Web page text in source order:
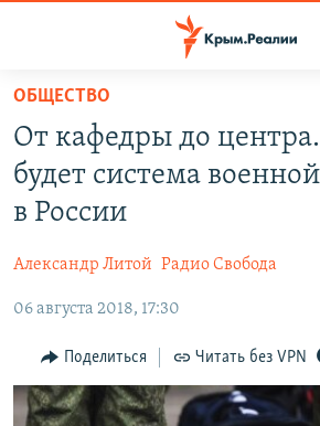
Вернуться
основному
содержанию
Вернутся
главной
навигации
Вернутся
поиску
НОВОСТИ
СПЕЦПРОЕКТЫ
ГРУЗ 200
11 ЛЕТ ОККУПАЦИИ КРЫМА. 11 ИСТОРИЙ
ВОДА
ЕЩЕ
ИНТЕРАКТИВ
ИНФОГРАФИКА
ТЕЛЕПРОЕКТ КРЫМ.РЕАЛИИ
РАДІО СВОБОДА
КАК ОБОЙТИ БЛОКИРОВКУ
Українською
ОБЩЕСТВО
От кафедры до
будет система
в России
Александр Литой Радио Свобода
06 августа 2018, 17:30
Поделиться Читать без VPN